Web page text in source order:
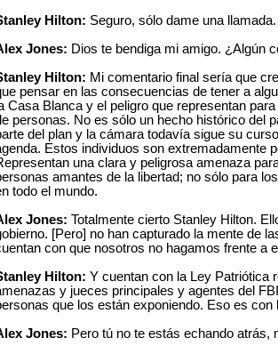
Hilton: Seguro, sólo dame una llamada.
Jones: Dios te bendiga mi amigo. ¿Algún
Hilton: Mi comentario final sería que
pensar en las consecuencias de tener a
Casa Blanca y el peligro que representan
personas. No es sólo un hecho histórico del
del plan y la cámara todavía sigue su
Estos individuos son extremadamente
una clara y peligrosa amenaza
amantes de la libertad; no sólo para
todo el mundo.
Jones: Totalmente cierto Stanley Hilton.
[Pero] no han capturado la mente de
con que nosotros no hagamos frente a
Hilton: Y cuentan con la Ley Patriótica
y jueces principales y agentes del
que los están exponiendo. Eso es con
Jones: Pero tú no te estás echando atrás,